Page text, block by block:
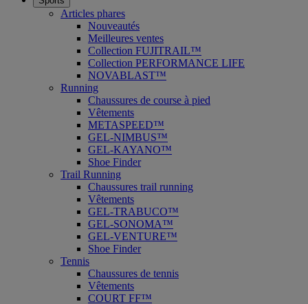
Articles phares
Nouveautés
Meilleures ventes
Collection FUJITRAIL™
Collection PERFORMANCE LIFE
NOVABLAST™
Running
Chaussures de course à pied
Vêtements
METASPEED™
GEL-NIMBUS™
GEL-KAYANO™
Shoe Finder
Trail Running
Chaussures trail running
Vêtements
GEL-TRABUCO™
GEL-SONOMA™
GEL-VENTURE™
Shoe Finder
Tennis
Chaussures de tennis
Vêtements
COURT FF™